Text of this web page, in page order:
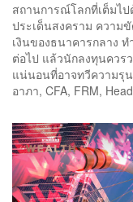
สถานการณ์โลกที่เต็มไ
ประเด็นสงคราม ความ
เงินของธนาคารกลาง
ต่อไป แล้วนักลงทุนควร
แน่นอนที่อาจทวีความรุ
อาภา, CFA, FRM,